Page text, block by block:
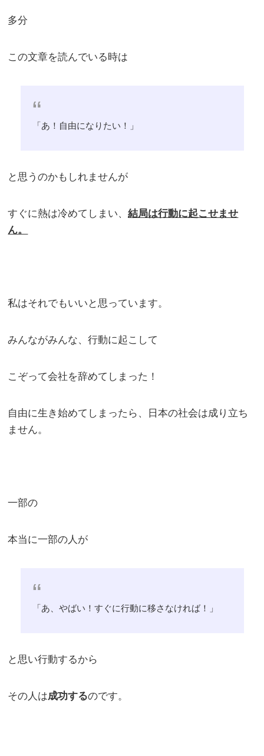
多分
この文章を読んでいる時は
「あ！自由になりたい！」
と思うのかもしれませんが
すぐに熱は冷めてしまい、結局は行動に起こせませ
ん。
私はそれでもいいと思っています。
みんながみんな、行動に起こして
こぞって会社を辞めてしまった！
自由に生き始めてしまったら、日本の社会は成り立ち
ません。
一部の
本当に一部の人が
「あ、やばい！すぐに行動に移さなければ！」
と思い行動するから
その人は成功するのです。